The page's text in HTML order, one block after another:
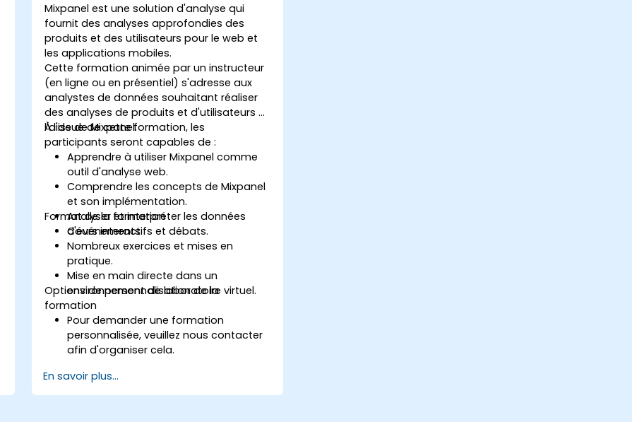
Mixpanel est une solution d'analyse qui
fournit des analyses approfondies des
produits et des utilisateurs pour le web et
les applications mobiles.
Cette formation animée par un instructeur
(en ligne ou en présentiel) s'adresse aux
analystes de données souhaitant réaliser
des analyses de produits et d'utilisateurs à
l'aide de Mixpanel.
À l'issue de cette formation, les
participants seront capables de :
Apprendre à utiliser Mixpanel comme
outil d'analyse web.
Comprendre les concepts de Mixpanel
et son implémentation.
Analyser et interpréter les données
d'événements.
Format de la formation
Cours interactifs et débats.
Nombreux exercices et mises en
pratique.
Mise en main directe dans un
environnement de laboratoire virtuel.
Options de personnalisation de la
formation
Pour demander une formation
personnalisée, veuillez nous contacter
afin d'organiser cela.
En savoir plus...